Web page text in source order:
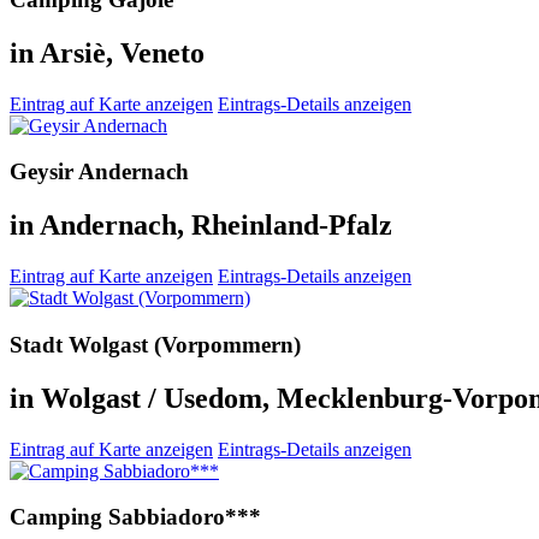
in Arsiè, Veneto
Eintrag auf Karte anzeigen Eintrags-Details anzeigen
Geysir Andernach
in Andernach, Rheinland-Pfalz
Eintrag auf Karte anzeigen Eintrags-Details anzeigen
Stadt Wolgast (Vorpommern)
in Wolgast / Usedom, Mecklenburg-
Eintrag auf Karte anzeigen Eintrags-Details anzeigen
Camping Sabbiadoro***